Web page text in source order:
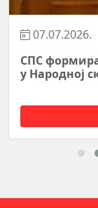
07.07.2026.
СПС
у Народној